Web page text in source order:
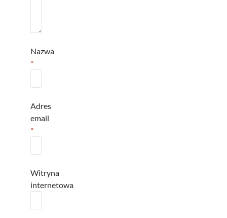
Nazwa
*
Adres
email
*
Witryna
internetowa